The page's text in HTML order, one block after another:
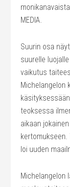
MEDIA.
Suurin osa
suurelle
vaikutus
Michelangelon
teoksessa
aikaan
kertomukseen.
loi uuden
Michelangelon